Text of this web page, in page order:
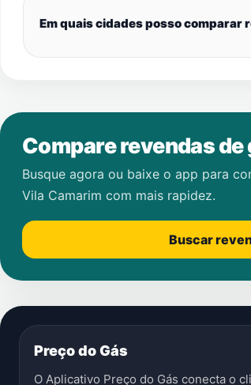
Em quais cidades posso comparar
Compare revendas
Busque agora ou baixe o app para
Vila Camarim com mais rapidez.
Buscar
Preço do Gás
O Aplicativo Preço do Gás conecta o